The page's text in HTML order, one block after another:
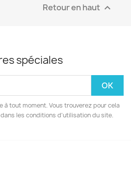
Retour en haut 
spéciales
à tout moment. Vous trouverez pour cela
les conditions d'utilisation du site.